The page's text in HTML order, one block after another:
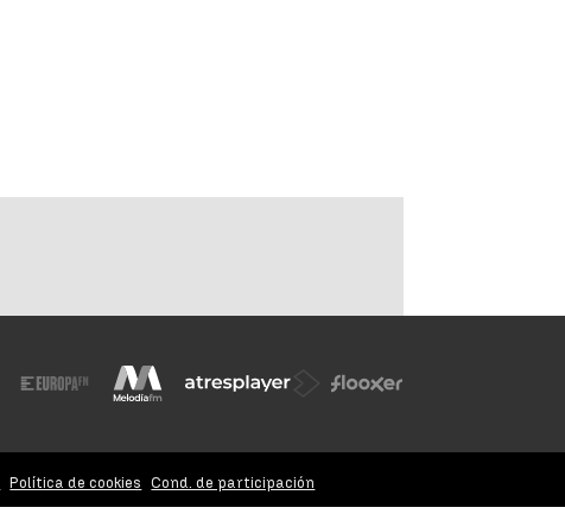
Política de cookies Cond. de participación